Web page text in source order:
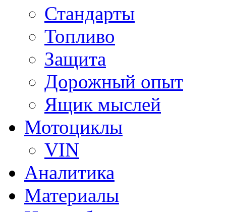
Стандарты
Топливо
Защита
Дорожный опыт
Ящик мыслей
Мотоциклы
VIN
Аналитика
Материалы